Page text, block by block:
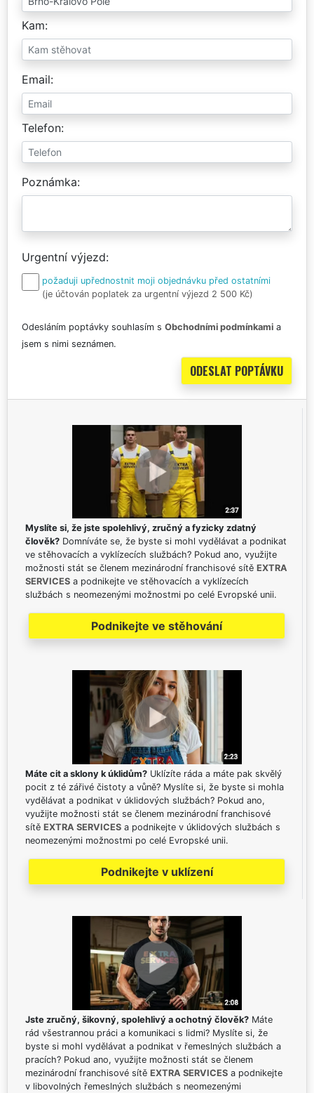
Kam
Email
Telefon
Poznámka
Urgentní výjezd
požaduji upřednostnit moji objednávku před ostatními
(je účtován poplatek za urgentní výjezd 2 500 Kč)
Odesláním poptávky souhlasím s Obchodními podmínkami a
jsem s nimi seznámen.
Myslíte si, že jste spolehlivý, zručný a fyzicky zdatný
člověk? Domníváte se, že byste si mohl vydělávat a podnikat
ve stěhovacích a vyklízecích službách? Pokud ano, využijte
možnosti stát se členem mezinárodní franchisové sítě EXTRA
SERVICES a podnikejte ve stěhovacích a vyklízecích
službách s neomezenými možnostmi po celé Evropské unii.
Podnikejte ve stěhování
Máte cit a sklony k úklidům? Uklízíte ráda a máte pak skvělý
pocit z té zářivé čistoty a vůně? Myslíte si, že byste si mohla
vydělávat a podnikat v úklidových službách? Pokud ano,
využijte možnosti stát se členem mezinárodní franchisové
sítě EXTRA SERVICES a podnikejte v úklidových službách s
neomezenými možnostmi po celé Evropské unii.
Podnikejte v uklízení
Jste zručný, šikovný, spolehlivý a ochotný člověk? Máte
rád všestrannou práci a komunikaci s lidmi? Myslíte si, že
byste si mohl vydělávat a podnikat v řemeslných službách a
pracích? Pokud ano, využijte možnosti stát se členem
mezinárodní franchisové sítě EXTRA SERVICES a podnikejte
v libovolných řemeslných službách s neomezenými